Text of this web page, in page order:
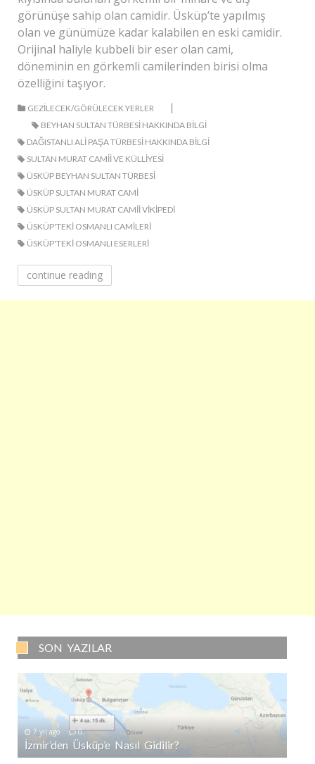
görünüşe sahip olan camidir. Üsküp’te yapılmış
olan ve günümüze kadar kalabilen en eski camidir.
Orijinal haliyle kubbeli bir eser olan cami,
döneminin en görkemli camilerinden birisi olma
özelliğini taşıyor.
GEZILECEK/GÖRÜLECEK YERLER |
BEYHAN SULTAN TÜRBESI HAKKINDA BILGI
DAĞISTANLI ALI PAŞA TÜRBESI HAKKINDA BILGI
SULTAN MURAT CAMII VE KÜLLIYESI
ÜSKÜP BEYHAN SULTAN TÜRBESI
ÜSKÜP SULTAN MURAT CAMI
ÜSKÜP SULTAN MURAT CAMII VIKIPEDI
ÜSKÜP'TEKI OSMANLI CAMILERI
ÜSKÜP'TEKI OSMANLI ESERLERI
continue reading
SON YAZILAR
7 yıl ago 0
İzmir’den Üsküp’e Nasıl Gidilir?